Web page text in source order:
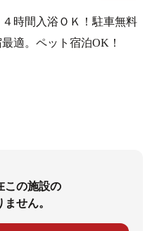
時間入浴ＯＫ！駐車無料
適。ペット宿泊OK！
この施設の
せん。